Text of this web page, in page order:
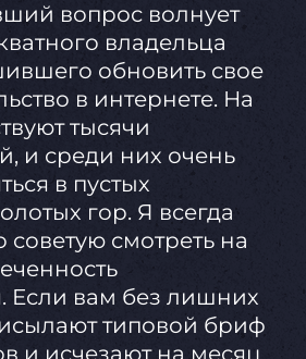
вопрос волнует
владельца
обновить свое
в интернете. На
тысячи
и среди них очень
в пустых
гор. Я всегда
советую смотреть на
Если вам без лишних
типовой бриф